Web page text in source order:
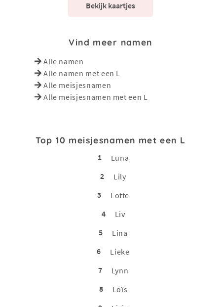
Bekijk kaartjes
Vind meer namen
Alle namen
Alle namen met een L
Alle meisjesnamen
Alle meisjesnamen met een L
Top 10 meisjesnamen met een L
1
Luna
2
Lily
3
Lotte
4
Liv
5
Lina
6
Lieke
7
Lynn
8
Loïs